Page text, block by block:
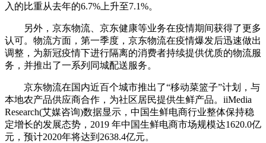
入的比重从去年的6.7%上升至7.1%。
另外，京东物流、京东健康等业务在疫情期间获得了更多
认可。物流方面，第一季度，京东物流在疫情爆发后迅速做出
调整，为新冠疫情下进行隔离的消费者持续提供优质的物流服
务，并推出了一系列同城配送服务。
京东物流在国内近百个城市推出了“移动菜篮子”计划，与
本地农产品供应商合作，为社区居民提供生鲜产品。iiMedia
Research(艾媒咨询)数据显示，中国生鲜电商行业整体保持稳
定增长的发展态势，2019 年中国生鲜电商市场规模达1620.0亿
元，预计2020年将达到2638.4亿元。